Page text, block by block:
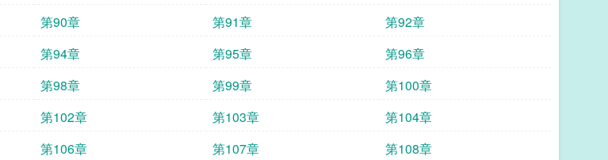
第90章 第91章
第92章
第94章 第95章
第96章
第98章 第99章
第100章
第102章 第103章
第104章
第106章 第107章
第108章